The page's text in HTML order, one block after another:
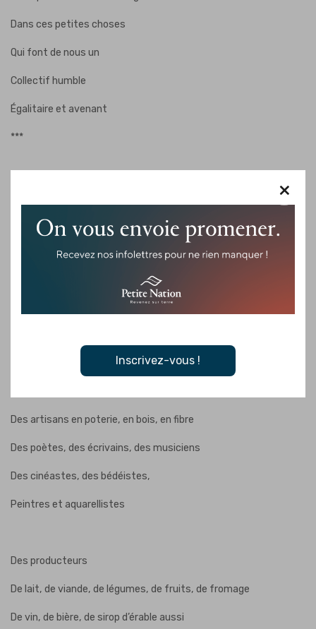
×
Inscrivez-vous !
Dans ces petites choses
Qui font de nous un
Collectif humble
Égalitaire et avenant
***
Avons de quoi être fiers
De nos centres culturels,
Entourés par les forêts de cèdres, d’épinettes, de sapins
Des artisans en poterie, en bois, en fibre
Des poètes, des écrivains, des musiciens
Des cinéastes, des bédéistes,
Peintres et aquarellistes
Des producteurs
De lait, de viande, de légumes, de fruits, de fromage
De vin, de bière, de sirop d’érable aussi